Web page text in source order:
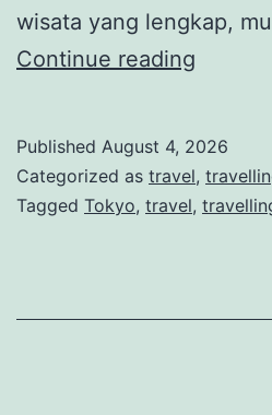
wisata yang lengkap,
Continue reading
yang
dan
Published August 4, 2026
Categorized as travel,
Tagged Tokyo, travel,